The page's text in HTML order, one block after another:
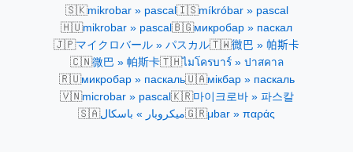
🇸🇰mikrobar » pascal 🇮🇸míkróbar » pascal
🇭🇺mikrobar » pascal 🇧🇬микробар » паскал
🇯🇵マイクロバール » パスカル🇹🇼微巴 » 帕斯卡
🇨🇳微巴 » 帕斯卡🇹🇭ไมโครบาร์ » ปาสคาล
🇷🇺микробар » паскаль🇺🇦мікбар » паскаль
🇻🇳microbar » pascal 🇰🇷마이크로바 » 파스칼
🇸🇦ميكروبار » باسكال🇬🇷μbar » παράς